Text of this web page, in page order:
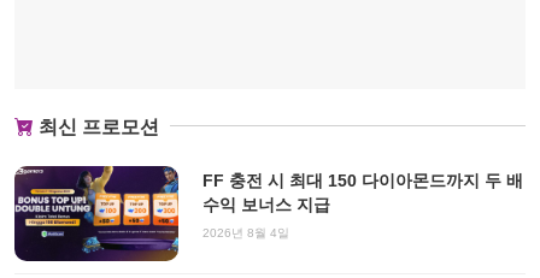
최신 프로모션
FF 충전 시 최대 150 다이아몬드까지 두 배
수익 보너스 지급
2026년 8월 4일